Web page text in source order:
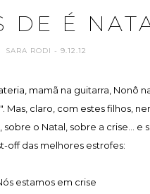
DE É
SARA RODI - 9.12.12
mamã na guitarra, Nonô
Mas, claro, com estes filhos,
o Natal, sobre a crise...
off das melhores estrofes:
estamos em crise